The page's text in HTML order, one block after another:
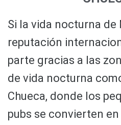
Si la vida nocturna de
reputación
parte gracias a las
de vida nocturna
Chueca, donde los
pubs se convierten